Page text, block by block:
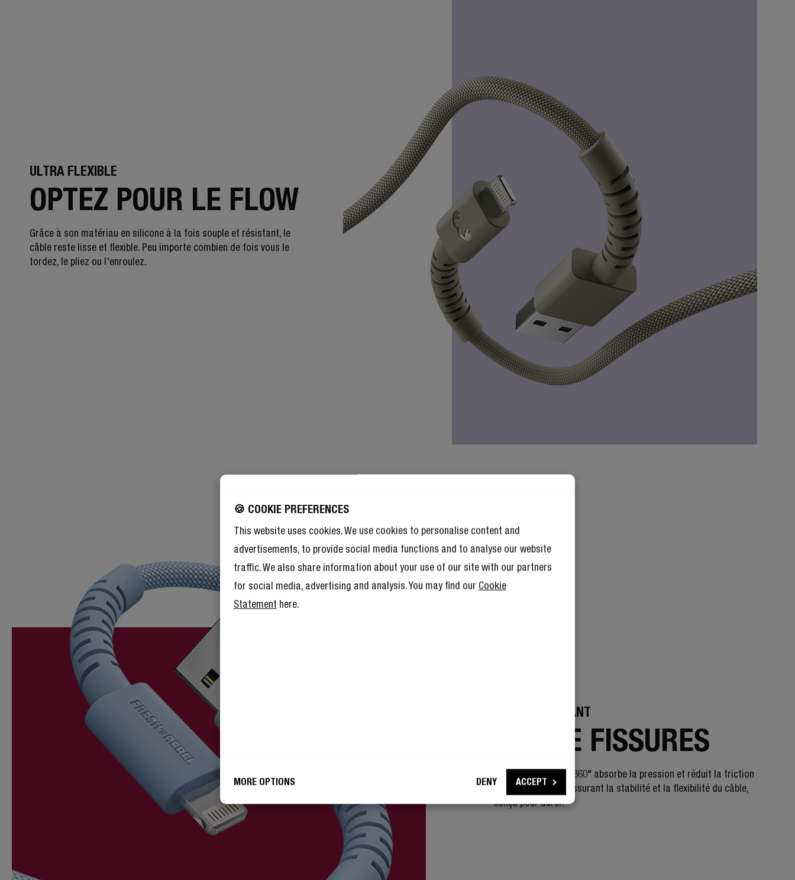
🍪 COOKIE PREFERENCES
This website uses cookies. We use cookies to personalise content and
advertisements, to provide social media functions and to analyse our website
traffic. We also share information about your use of our site with our partners
for social media, advertising and analysis. You may find our Cookie
Statement here.
MORE OPTIONS DENY ACCEPT
ULTRA FLEXIBLE
OPTEZ POUR LE FLOW
Grâce à son matériau en silicone à la fois souple et résistant, le
câble reste lisse et flexible. Peu importe combien de fois vous le
tordez, le pliez ou l'enroulez.
SUPER RÉSISTANT
PAS DE FISSURES
Le renfort pliable à 360° absorbe la pression et réduit la friction
sur le connecteur, assurant la stabilité et la flexibilité du câble,
conçu pour durer.